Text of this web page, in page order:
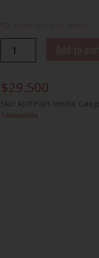
TAEKWONDO
$29.500
SKU: ADITFG01-WH/BK
Taekwondo